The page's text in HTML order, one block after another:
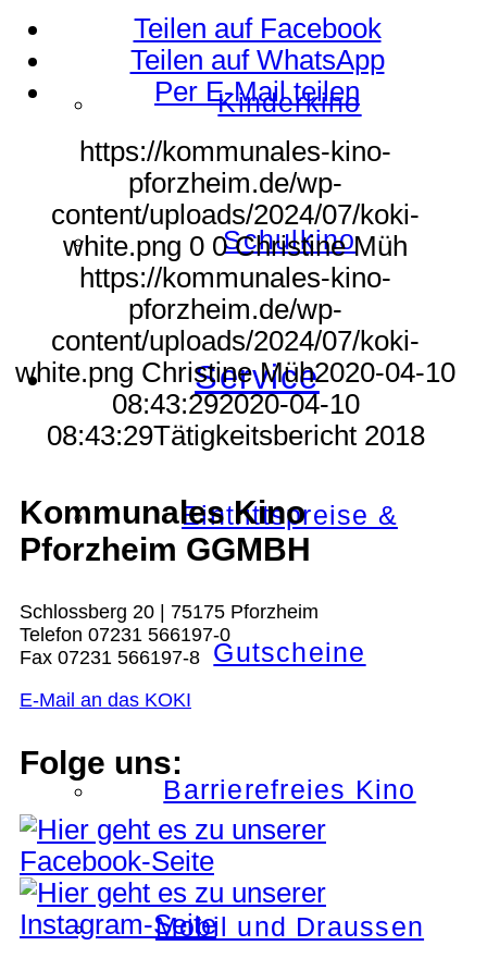
Kinderkino
Schulkino
Service
Eintrittspreise &
Gutscheine
Barrierefreies Kino
Mobil und Draussen
Teilen auf Facebook
Teilen auf WhatsApp
Per E-Mail teilen
https://kommunales-kino-
pforzheim.de/wp-
content/uploads/2024/07/koki-
white.png 0 0 Christine Müh
https://kommunales-kino-
pforzheim.de/wp-
content/uploads/2024/07/koki-
white.png Christine Müh2020-04-10
08:43:292020-04-10
08:43:29Tätigkeitsbericht 2018
Kommunales Kino
Pforzheim GGMBH
Schlossberg 20 | 75175 Pforzheim
Telefon 07231 566197-0
Fax 07231 566197-8
E-Mail an das KOKI
Folge uns: